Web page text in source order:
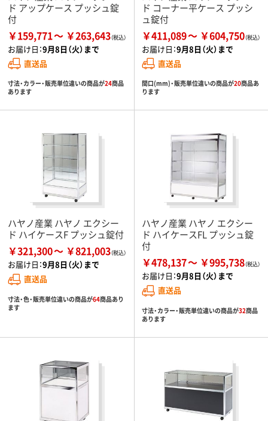
ド アップケース プッシュ錠
付
￥159,771 ￥263,643
お届け日：9月8日（火）まで
直送品
寸法・カラー・販売単位違いの商品が24商品
あります
ド コーナー平ケース プッシ
ュ錠付
￥411,089 ￥604,750
お届け日：9月8日（火）まで
直送品
間口(mm)・販売単位違いの商品が20商品あ
ります
ハヤノ産業 ハヤノ エクシー
ド ハイケースF プッシュ錠付
￥321,300 ￥821,003
お届け日：9月8日（火）まで
直送品
寸法・色・販売単位違いの商品が64商品あり
ます
ハヤノ産業 ハヤノ エクシー
ド ハイケースFL プッシュ錠
付
￥478,137 ￥995,738
お届け日：9月8日（火）まで
直送品
寸法・カラー・販売単位違いの商品が32商品
あります